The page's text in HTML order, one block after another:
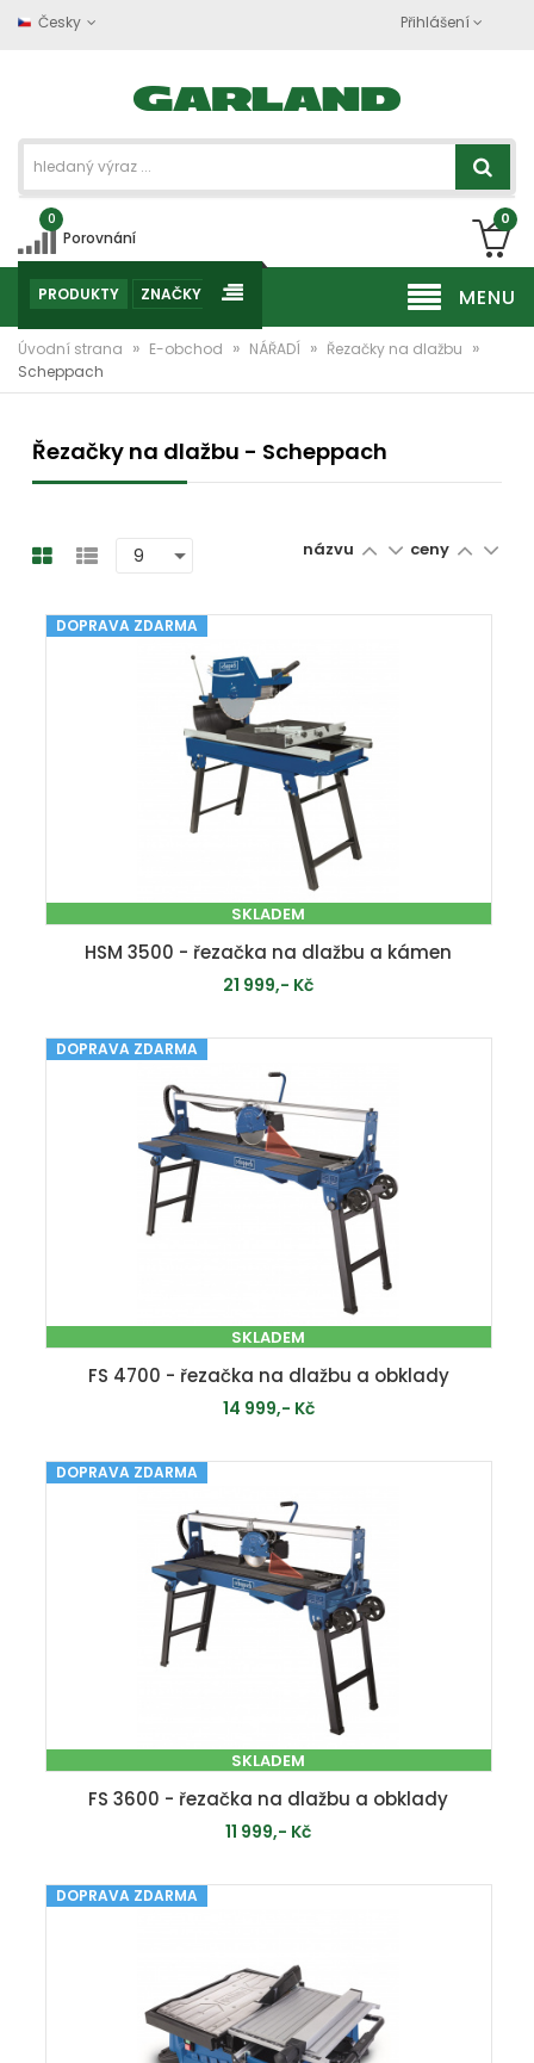
Česky Přihlášení
0
Porovnání
0
MENU
PRODUKTY ZNAČKY
Úvodní strana » E-obchod » NÁŘADÍ » Řezačky na dlažbu »
Scheppach
Řezačky na dlažbu - Scheppach
názvu ceny
DOPRAVA ZDARMA
SKLADEM
HSM 3500 - řezačka na dlažbu a kámen
21 999,- Kč
DOPRAVA ZDARMA
SKLADEM
FS 4700 - řezačka na dlažbu a obklady
14 999,- Kč
DOPRAVA ZDARMA
SKLADEM
FS 3600 - řezačka na dlažbu a obklady
11 999,- Kč
DOPRAVA ZDARMA